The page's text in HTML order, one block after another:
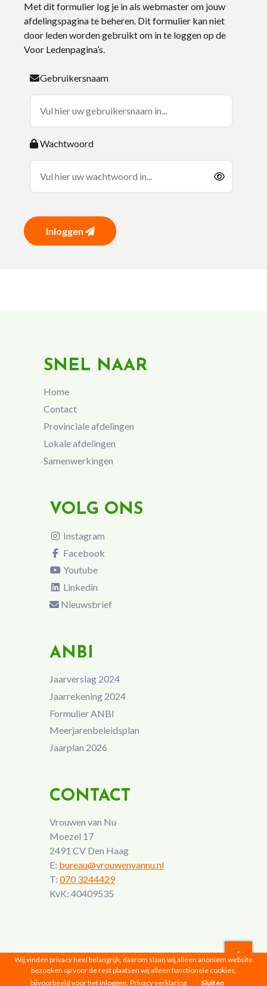
Met dit formulier log je in als webmaster om jouw
afdelingspagina te beheren. Dit formulier kan niet
door leden worden gebruikt om in te loggen op de
Voor Ledenpagina’s.
Gebruikersnaam
Wachtwoord
Inloggen
SNEL NAAR
Home
Contact
Provinciale afdelingen
Lokale afdelingen
Samenwerkingen
VOLG ONS
Instagram
Facebook
Youtube
Linkedin
Nieuwsbrief
ANBI
Jaarverslag 2024
Jaarrekening 2024
Formulier ANBI
Meerjarenbeleidsplan
Jaarplan 2026
CONTACT
Vrouwen van Nu
Moezel 17
2491 CV Den Haag
E: bureau@vrouwenvannu.nl
T: 070 3244429
KvK: 40409535
Vrouwen van Nu © 2026 |Privacyverklaring
Wij vinden privacy heel belangrijk, daarom slaan wij alleen anoniem website
bezoeken op voor de rest plaatsen wij alleen functionele cookies,
bijvoorbeeld voor het inloggen. Privacy verklaring Sluiten